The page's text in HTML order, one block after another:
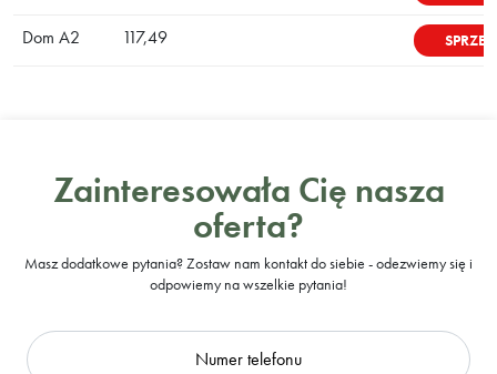
Dom A2 117,49
Zainteresowała Cię nasza
oferta?
Masz dodatkowe pytania? Zostaw nam kontakt do siebie - odezwiemy się i
odpowiemy na wszelkie pytania!